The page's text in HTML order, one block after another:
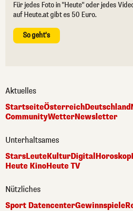
Für jedes Foto in "Heute" oder jedes
auf Heute.at gibt es 50 Euro.
So geht's
Aktuelles
StartseiteÖsterreichDeutschland
CommunityWetterNewsletter
Unterhaltsames
StarsLeuteKulturDigital Horoskop
Heute KinoHeute TV
Nützliches
Sport DatencenterGewinnspiele